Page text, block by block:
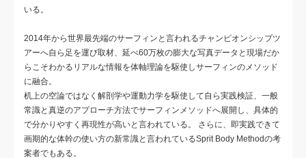
いる。
2014年から世界最先端のサーフィンと言われるチャンピオンシップツ
アーへ自ら足を運び取材、延べ60万枚の膨大な写真データと現場だか
らこそわかるリアルな情報を体軸理論を駆使しサーフィンのメソッド
に融合。
机上の空論ではなく解剖学や運動力学を駆使して自ら実践検証、一般
常識と真逆のアプローチ方法でサーフィンメソッドへ展開し、具体的
で分かりやすく再現性が高いと言われている。 さらに、即実践できて
画期的な体幹の使い方の新常識と言われているSprit Body Methodの考
案者でもある。